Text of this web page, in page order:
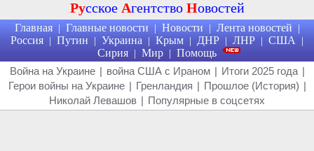
Русское Агентство Новостей
Главная | Главные новости | Новости | Лента новостей |
Россия | Путин | Украина | Крым | ДНР | ЛНР | США |
Сирия | Мир | Помощь
Война на Украине | война США с Ираном | Итоги 2025 года |
Герои войны на Украине | Гренландия | Прошлое (История) |
Николай Левашов | Популярные в соцсетях